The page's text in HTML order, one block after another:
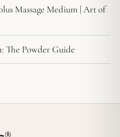
Massage Medium | Art of
The Powder Guide